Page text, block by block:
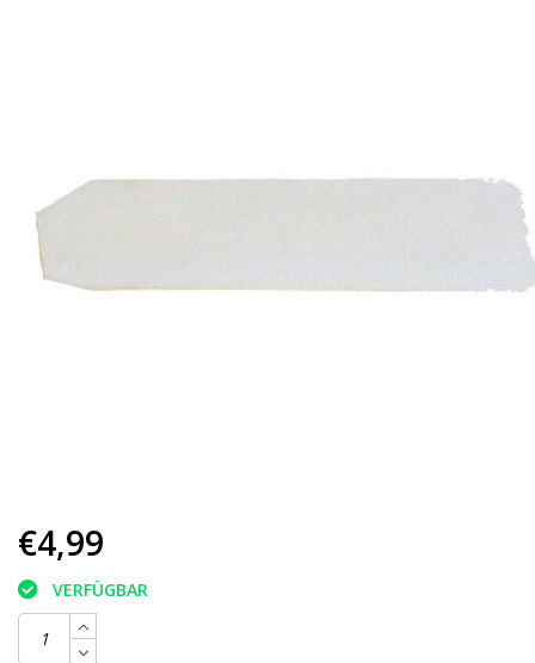
€4,99
VERFÜGBAR